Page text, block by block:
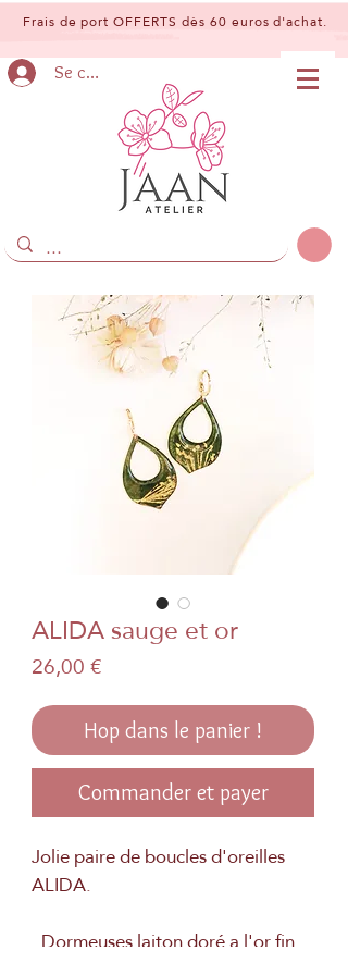
Frais de port OFFERTS dès 60 euros d'achat.
Se connecter
ALIDA sauge et or
26,00 €
Hop dans le panier !
Commander et payer
Jolie paire de boucles d'oreilles
ALIDA.
. Dormeuses laiton doré a l'or fin